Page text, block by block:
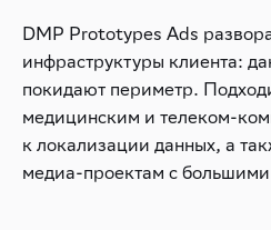
DMP Prototypes Ads
инфраструктуры клиента:
покидают периметр.
медицинским и телеком-
к локализации данных, а
медиа-проектам с